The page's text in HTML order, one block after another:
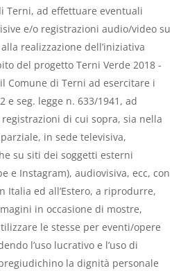
Terni, ad effettuare eventuali
e/o registrazioni audio/video su
realizzazione dell’iniziativa
del progetto Terni Verde 2018 -
Comune di Terni ad esercitare i
seg. legge n. 633/1941, ad
di cui sopra, sia nella
in sede televisiva,
su siti dei soggetti esterni
e Instagram), audiovisiva, ecc, con
Italia ed all’Estero, a riprodurre,
in occasione di mostre,
le stesse per eventi/opere
l’uso lucrativo e l’uso di
la dignità personale